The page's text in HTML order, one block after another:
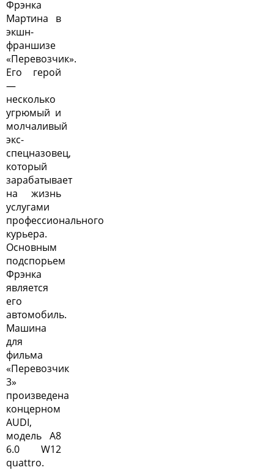
Фрэнка
Мартина в
экшн-
франшизе
«Перевозчик».
Его герой
—
несколько
угрюмый и
молчаливый
экс-
спецназовец,
который
зарабатывает
на жизнь
услугами
профессионального
курьера.
Основным
подспорьем
Фрэнка
является
его
автомобиль.
Машина
для
фильма
«Перевозчик
3»
произведена
концерном
AUDI,
модель A8
6.0 W12
quattro.